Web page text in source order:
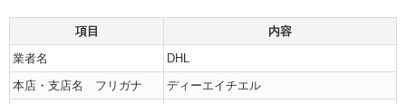
項目
内容
業者名
DHL
本店・支店名 フリガナ
ディーエイチエル